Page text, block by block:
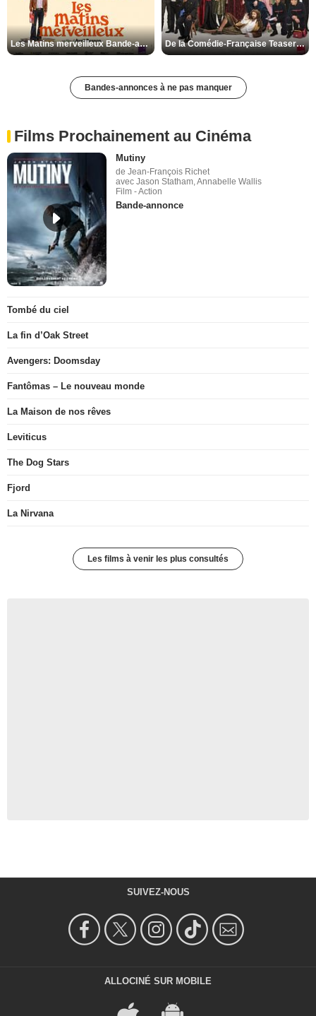
Les Matins merveilleux Bande-annonce VF De la Comédie-Française Teaser VF
Bandes-annonces à ne pas manquer
Films Prochainement au Cinéma
Mutiny
de Jean-François Richet
avec Jason Statham, Annabelle Wallis
Film - Action
Bande-annonce
Tombé du ciel
La fin d’Oak Street
Avengers: Doomsday
Fantômas – Le nouveau monde
La Maison de nos rêves
Leviticus
The Dog Stars
Fjord
La Nirvana
Les films à venir les plus consultés
SUIVEZ-NOUS
ALLOCINÉ SUR MOBILE